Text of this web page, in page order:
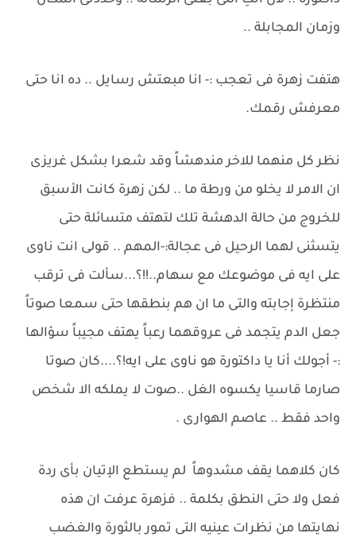
وزمان المجابلة ..
هتفت زهرة فى تعجب :- انا مبعتش رسايل .. ده انا حتى
معرفش رقمك.
نظر كل منهما للاخر مندهشاً وقد شعرا بشكل غريزى
ان الامر لا يخلو من ورطة ما .. لكن زهرة كانت الأسبق
للخروج من حالة الدهشة تلك لتهتف متسائلة حتى
يتسثنى لهما الرحيل فى عجالة:-المهم .. قولى انت ناوى
على ايه فى موضوعك مع سهام..!!؟...سألت فى ترقب
منتظرة إجابته والتى ما ان هم بنطقها حتى سمعا صوتاً
جعل الدم يتجمد فى عروقهما رعباً يهتف مجيباً سؤالها
:- أجولك أنا يا داكتورة هو ناوى على ايه!؟....كان صوتا
صارما قاسيا يكسوه الغل ..صوت لا يملكه الا شخص
واحد فقط .. عاصم الهوارى .
كان كلاهما يقف مشدوهاً لم يستطع الإتيان بأى ردة
فعل ولا حتى النطق بكلمة .. فزهرة عرفت ان هذه
نهايتها من نظرات عينيه التى تمور بالثورة والغضب